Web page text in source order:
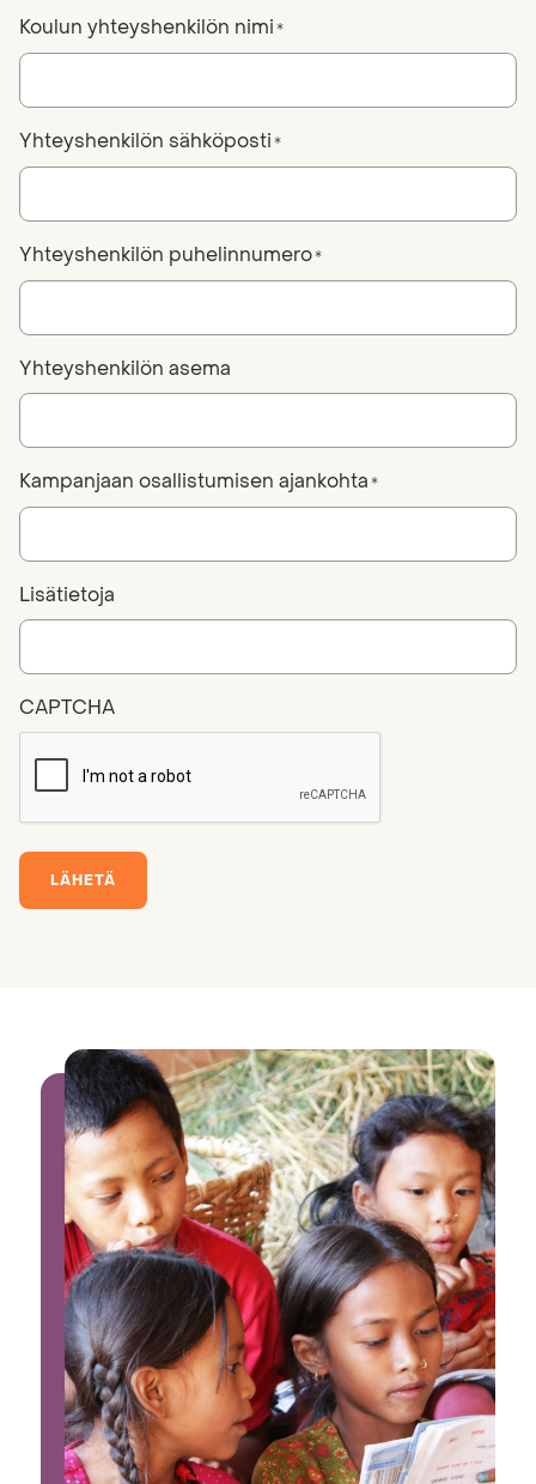
Koulun yhteyshenkilön nimi*
Yhteyshenkilön sähköposti*
Yhteyshenkilön puhelinnumero*
Yhteyshenkilön asema
Kampanjaan osallistumisen ajankohta*
Lisätietoja
CAPTCHA
LÄHETÄ